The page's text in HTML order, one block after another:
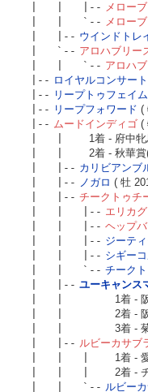
| | |-- メロー
| | `-- メロー
| |-- ウインドトレ
| `-- アロハブリー
| | `-- アロハ
|-- ロイヤルコンサート
|-- リープトゥフェイム
|-- リープフォワード (
|-- ムードインディゴ (
1着 - 府中
2着 - 秋華
| |-- カリビアンブ
| |-- ノガロ ( 牡
| |-- チークトゥチ
| | |-- エリカ
| | |-- ヘップ
| | |-- ジーテ
| | |-- シギー
| | `-- チーク
| |-- ユーキャンス
1着 -
2着 -
3着 -
| |-- ルビーカサブ
1着 -
2着 -
| | `-- ルビー